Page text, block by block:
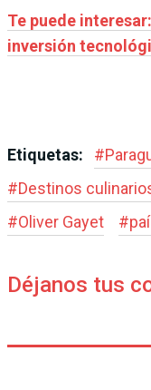
Te puede
inversión
Etiquetas: #
#Destinos
#Oliver Gayet #
Déjanos tus